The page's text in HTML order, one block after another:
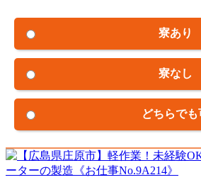
寮あり
寮なし
どちらでも